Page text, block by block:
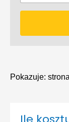
Pokazuje: